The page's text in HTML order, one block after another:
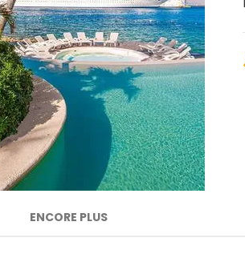
ENCORE PLUS